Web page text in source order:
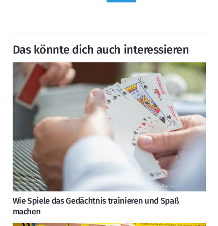
Das könnte dich auch interessieren
Wie Spiele das Gedächtnis trainieren und Spaß
machen